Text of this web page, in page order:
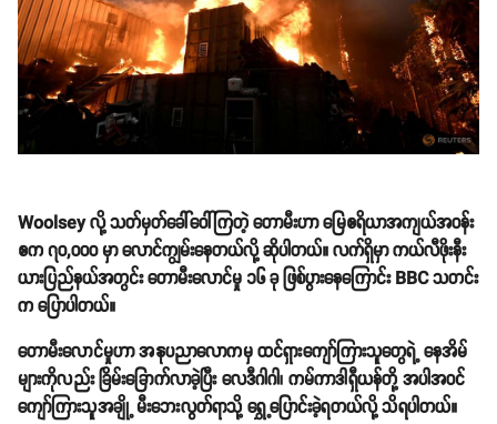
Woolsey လို့ သတ်မှတ်ခေါ်ဝေါ်ကြတဲ့ တောမီးဟာ မြေဧရိယာအကျယ်အဝန်း
ဧက ၇၀,၀၀၀ မှာ လောင်ကျွမ်းနေတယ်လို့ ဆိုပါတယ်။ လက်ရှိမှာ ကယ်လီဖိုးနီး
ယားပြည်နယ်အတွင်း တောမီးလောင်မှု ၁၆ ခု ဖြစ်ပွားနေကြောင်း BBC သတင်း
က ပြောပါတယ်။
တောမီးလောင်မှုဟာ အနုပညာလောကမှ ထင်ရှားကျော်ကြားသူတွေရဲ့ နေအိမ်
များကိုလည်း ခြိမ်းခြောက်လာခဲ့ပြီး လေဒီဂါဂါ၊ ကမ်ကာဒါရှီယန်တို့ အပါအဝင်
ကျော်ကြားသူအချို့ မီးဘေးလွတ်ရာသို့ ရွှေ့ပြောင်းခဲ့ရတယ်လို့ သိရပါတယ်။